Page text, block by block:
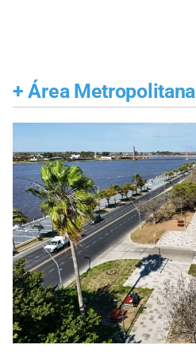
+ Área Metropolitana